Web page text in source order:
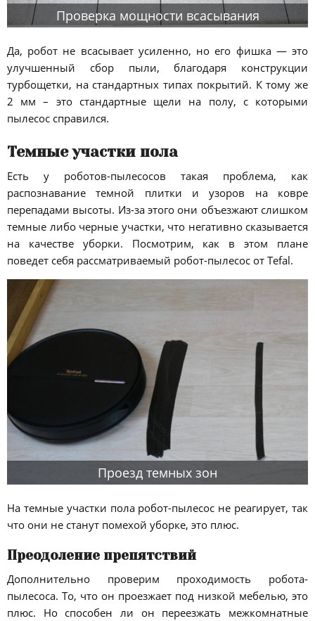
Проверка мощности всасывания
Да, робот не всасывает усиленно, но его фишка — это
улучшенный сбор пыли, благодаря конструкции
турбощетки, на стандартных типах покрытий. К тому же
2 мм – это стандартные щели на полу, с которыми
пылесос справился.
Темные участки пола
Есть у роботов-пылесосов такая проблема, как
распознавание темной плитки и узоров на ковре
перепадами высоты. Из-за этого они объезжают слишком
темные либо черные участки, что негативно сказывается
на качестве уборки. Посмотрим, как в этом плане
поведет себя рассматриваемый робот-пылесос от Tefal.
Проезд темных зон
На темные участки пола робот-пылесос не реагирует, так
что они не станут помехой уборке, это плюс.
Преодоление препятствий
Дополнительно проверим проходимость робота-
пылесоса. То, что он проезжает под низкой мебелью, это
плюс. Но способен ли он переезжать межкомнатные